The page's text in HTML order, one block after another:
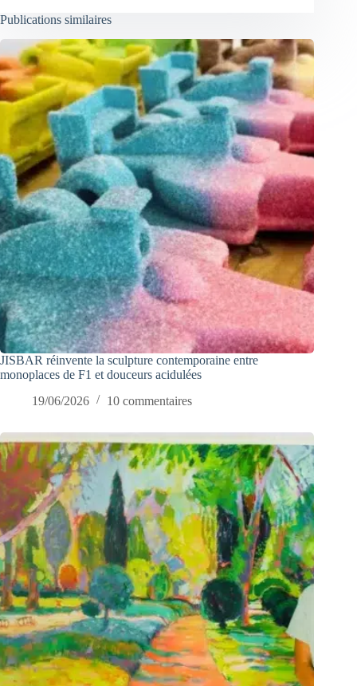
Publications similaires
JISBAR réinvente la sculpture contemporaine entre
monoplaces de F1 et douceurs acidulées
19/06/2026
10 commentaires